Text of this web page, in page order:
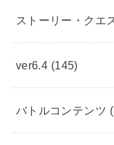
ストーリー・クエ
ver6.4 (145)
バトルコンテンツ